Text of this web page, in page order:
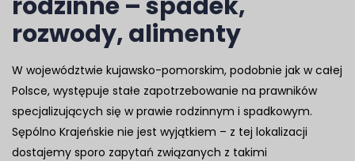
rozwody, alimenty
W województwie kujawsko-pomorskim, podobnie jak w całej
Polsce, występuje stałe zapotrzebowanie na prawników
specjalizujących się w prawie rodzinnym i spadkowym.
Sępólno Krajeńskie nie jest wyjątkiem – z tej lokalizacji
dostajemy sporo zapytań związanych z takimi